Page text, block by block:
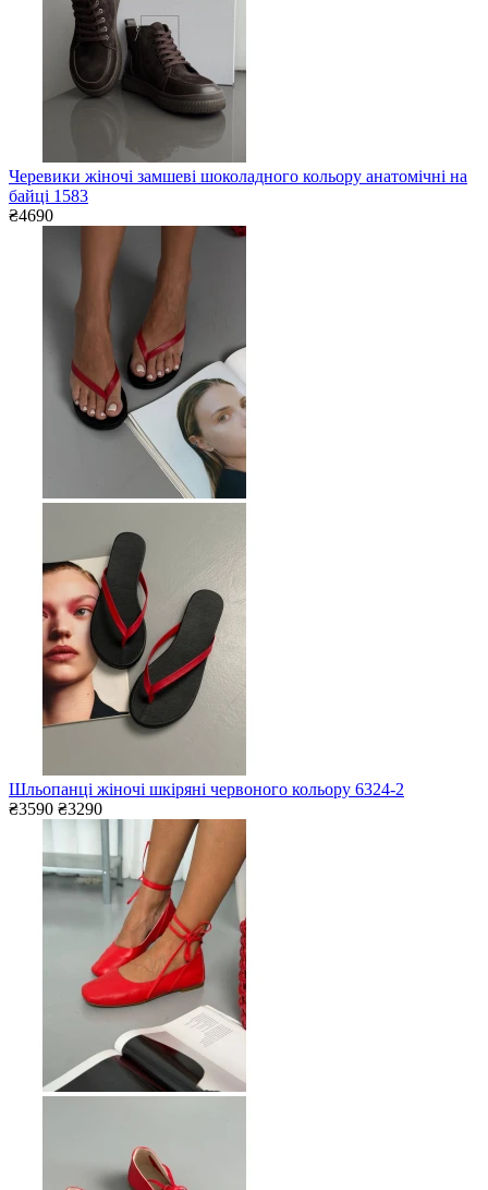
Черевики жіночі замшеві шоколадного кольору анатомічні на
байці 1583
₴4690
Шльопанці жіночі шкіряні червоного кольору 6324-2
₴3590 ₴3290